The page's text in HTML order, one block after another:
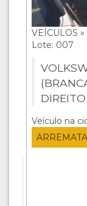
VEÍCULOS »
Lote: 007
Veículo na